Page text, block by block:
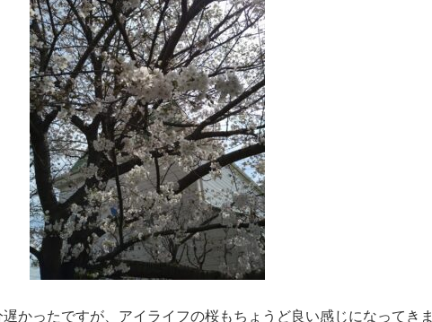
かったですが、アイライフの桜もちょうど良い感じになってきま